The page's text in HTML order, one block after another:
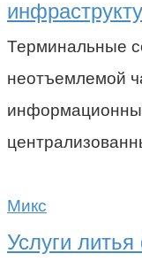
Терминальные
неотъемлемой
Микс
Услуги